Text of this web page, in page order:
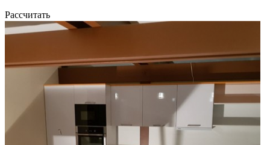
Рассчитать